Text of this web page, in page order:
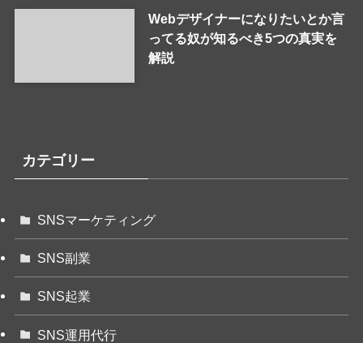
Webデザイナーになりたいとか言
ってる奴が知るべき5つの真実を
解説
カテゴリー
SNSマーケティング
SNS副業
SNS起業
SNS運用代行